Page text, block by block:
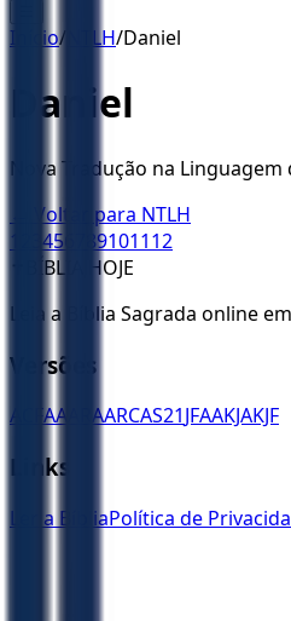
Início/ NTLH/Daniel
Daniel
Nova Tradução na Linguagem
← Voltar para NTLH
1
45 89101112
BÍBLIA HOJE
Leia a Bíblia Sagrada online
Versões
ACFAA ARAARCAS21JFAAKJAKJF
Links
Ler a BíbliaPolítica de